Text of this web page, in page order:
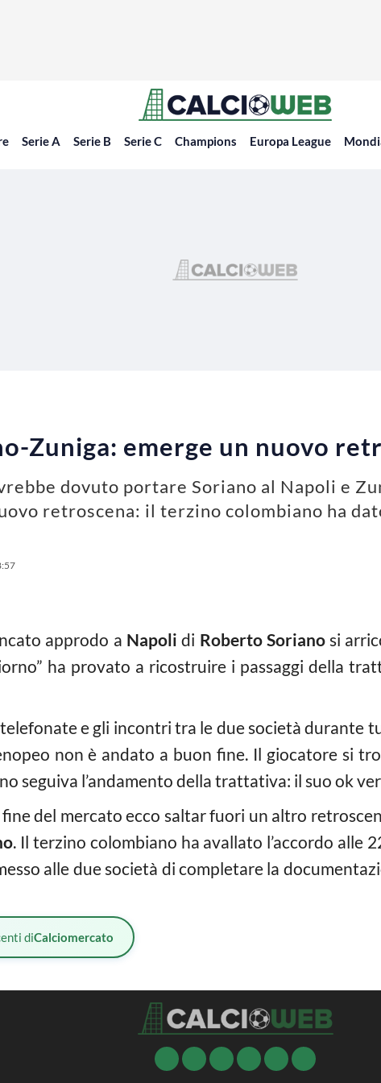
Serie A Serie B Serie C Champions Europa League
Zuniga: emerge un nuovo
dovuto portare Soriano al Napoli e
retroscena: il terzino colombiano ha
approdo a Napoli di Roberto Sorianosi
ha provato a ricostruire i passaggi della
e gli incontri tra le due società durante
non è andato a buon fine. Il giocatore si
seguiva l’andamento della trattativa: il suo ok
del mercato ecco saltar fuori un altro
. Il terzino colombiano ha avallato l’accordo alle
alle due società di completare la
diCalciomercato